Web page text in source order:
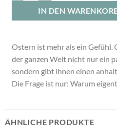
IN DEN
Ostern ist mehr als ein Gefühl.
der ganzen Welt nicht nur ein
sondern gibt ihnen einen
Die Frage ist nur: Warum
ÄHNLICHE PRODUKTE